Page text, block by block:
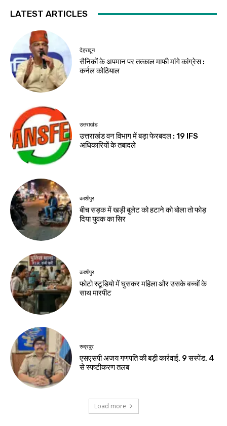
LATEST ARTICLES
देहरादून
सैनिकों के अपमान पर तत्काल माफी मांगे कांग्रेस :
कर्नल कोठियाल
उत्तराखंड
उत्तराखंड वन विभाग में बड़ा फेरबदल : 19 IFS
अधिकारियों के तबादले
काशीपुर
बीच सड़क में खड़ी बुलेट को हटाने को बोला तो फोड़
दिया युवक का सिर
काशीपुर
फोटो स्टूडियो में घुसकर महिला और उसके बच्चों के
साथ मारपीट
रुद्रपुर
एसएसपी अजय गणपति की बड़ी कार्रवाई, 9 सस्पेंड, 4
से स्पष्टीकरण तलब
Load more